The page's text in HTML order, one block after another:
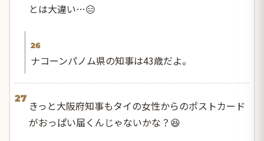
とは大違い…😑
26
ナコーンパノム県の知事は43歳だよ。
27
きっと大阪府知事もタイの女性からのポストカード
がおっぱい届くんじゃないかな？😆